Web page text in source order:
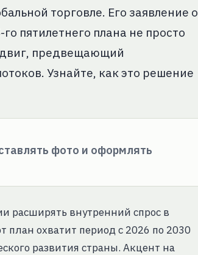
торговле. Его заявление о
пятилетнего плана не просто
предвещающий
Узнайте, как это решение
фото и оформлять
расширять внутренний спрос в
план охватит период с 2026 по 2030
развития страны. Акцент на